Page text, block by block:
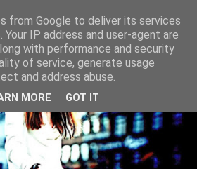
from Google to deliver its services
IP address and user-agent are
with performance and security
of service, generate usage
and address abuse.
MORE GOT IT